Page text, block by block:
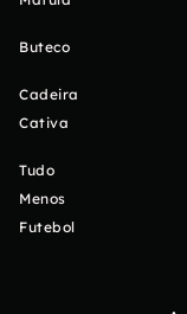
Buteco
Cadeira
Cativa
Tudo
Menos
Futebol